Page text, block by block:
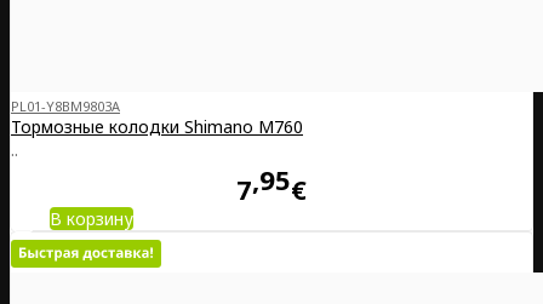
PL01-Y8BM9803A
Тормозные колодки Shimano M760
..
7 95€
В корзину